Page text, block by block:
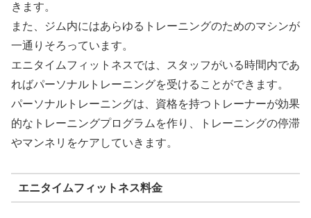
きます。
また、ジム内にはあらゆるトレーニングのためのマシンが
一通りそろっています。
エニタイムフィットネスでは、スタッフがいる時間内であ
ればパーソナルトレーニングを受けることができます。
パーソナルトレーニングは、資格を持つトレーナーが効果
的なトレーニングプログラムを作り、トレーニングの停滞
やマンネリをケアしていきます。
エニタイムフィットネス料金